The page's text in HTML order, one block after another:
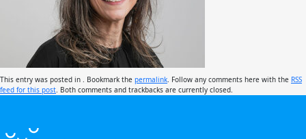
This entry was posted in . Bookmark the permalink . Follow any comments here with the RSS
feed for this post . Both comments and trackbacks are currently closed.